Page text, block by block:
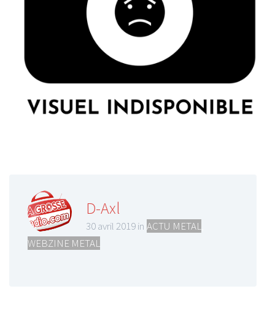
D-Axl
30 avril 2019 in ACTU METAL
WEBZINE METAL